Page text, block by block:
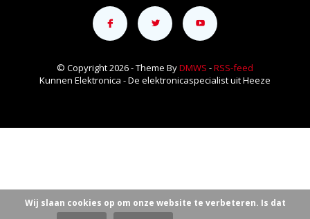
© Copyright 2026 - Theme ByDMWS -RSS-feed
Kunnen Elektronica - De elektronicaspecialist uit Heeze
Wij slaan cookies op om onze website te verbeteren. Is dat